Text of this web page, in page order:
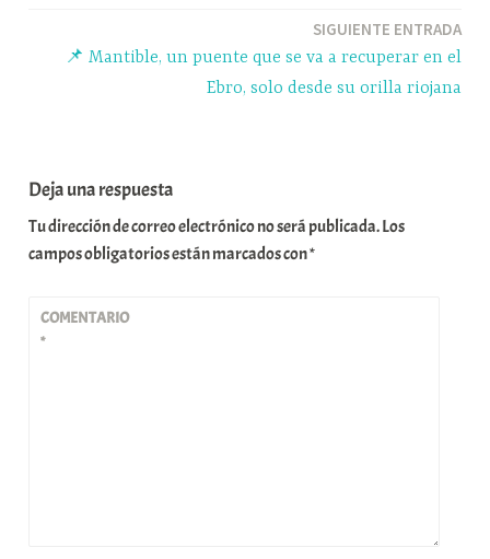
SIGUIENTE ENTRADA
📌 Mantible, un puente que se va a recuperar en el
Ebro, solo desde su orilla riojana
Deja una respuesta
Tu dirección de correo electrónico no será publicada.Los
campos obligatorios están marcados con*
COMENTARIO
*